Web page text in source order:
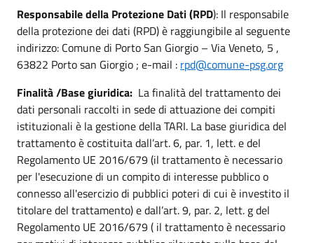
Responsabile della Protezione Dati (RPD): Il responsabile
della protezione dei dati (RPD) è raggiungibile al seguente
indirizzo: Comune di Porto San Giorgio – Via Veneto, 5 ,
63822 Porto san Giorgio ; e-mail : rpd@comune-psg.org
Finalità /Base giuridica: La finalità del trattamento dei
dati personali raccolti in sede di attuazione dei compiti
istituzionali è la gestione della TARI. La base giuridica del
trattamento è costituita dall’art. 6, par. 1, lett. e del
Regolamento UE 2016/679 (il trattamento è necessario
per l'esecuzione di un compito di interesse pubblico o
connesso all'esercizio di pubblici poteri di cui è investito il
titolare del trattamento) e dall’art. 9, par. 2, lett. g del
Regolamento UE 2016/679 ( il trattamento è necessario